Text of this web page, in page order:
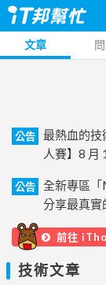
文章
公告
最熱血的技
人賽】8 月
公告
全新專區「
分享最真實
前往
技術文章